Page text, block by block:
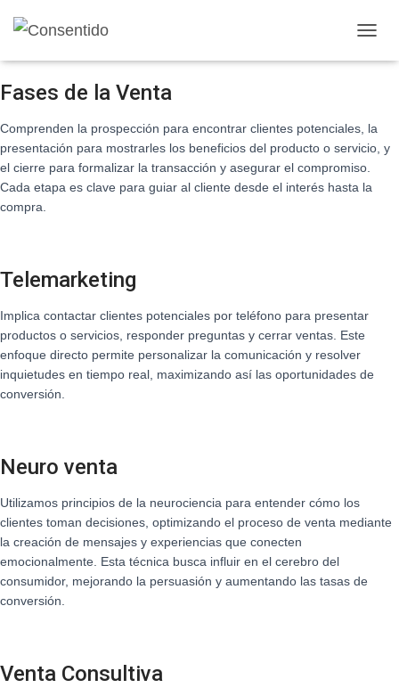
A
A
R
E
I
Fases de la Venta
Comprenden la prospección para encontrar clientes potenciales, la
presentación para mostrarles los beneficios del producto o servicio, y
el cierre para formalizar la transacción y asegurar el compromiso.
Cada etapa es clave para guiar al cliente desde el interés hasta la
compra.
Telemarketing
Implica contactar clientes potenciales por teléfono para presentar
productos o servicios, responder preguntas y cerrar ventas. Este
enfoque directo permite personalizar la comunicación y resolver
inquietudes en tiempo real, maximizando así las oportunidades de
conversión.
Neuro venta
Utilizamos principios de la neurociencia para entender cómo los
clientes toman decisiones, optimizando el proceso de venta mediante
la creación de mensajes y experiencias que conecten
emocionalmente. Esta técnica busca influir en el cerebro del
consumidor, mejorando la persuasión y aumentando las tasas de
conversión.
Venta Consultiva